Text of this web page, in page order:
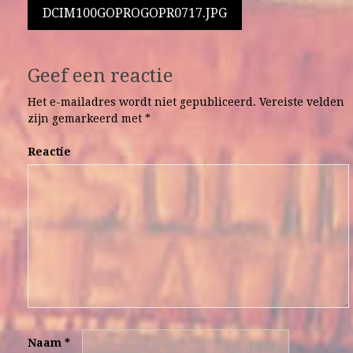
Berichtnavigatie
DCIM100GOPROGOPR0717.JPG
Geef een reactie
Het e-mailadres wordt niet gepubliceerd. Vereiste velden
zijn gemarkeerd met *
Reactie
Naam *